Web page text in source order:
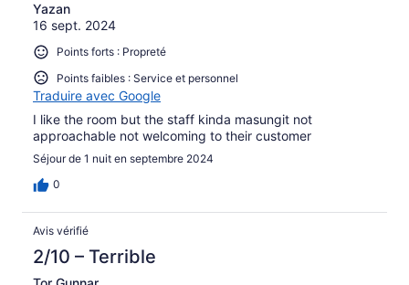
Yazan
16 sept. 2024
Points forts : Propreté
Points faibles : Service et personnel
Traduire avec Google
I like the room but the staff kinda masungit not
approachable not welcoming to their customer
Séjour de 1 nuit en septembre 2024
0
Avis vérifié
2/10 – Terrible